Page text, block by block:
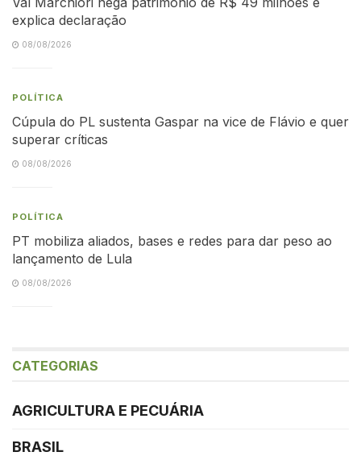
explica declaração
08/08/2026
POLÍTICA
Cúpula do PL sustenta Gaspar na vice de Flávio e quer
superar críticas
08/08/2026
POLÍTICA
PT mobiliza aliados, bases e redes para dar peso ao
lançamento de Lula
08/08/2026
CATEGORIAS
AGRICULTURA E PECUÁRIA
BRASIL